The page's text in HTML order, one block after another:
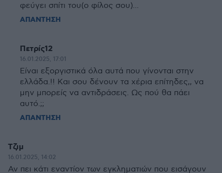
φεύγει σπίτι του(ο φίλος σου)...
ΑΠΑΝΤΗΣΗ
Πετρίς12
16.01.2025, 17:01
Είναι εξοργιστικά όλα αυτά που γίνονται στην
ελλάδα.!! Και σου δένουν τα χέρια επίτηδες,, να
μην μπορείς να αντιδράσεις. Ως πού θα πάει
αυτό.;;
ΑΠΑΝΤΗΣΗ
Τζιμ
16.01.2025, 14:02
Αν πει κάτι εναντίον των εγκληματιών που εισάγουν